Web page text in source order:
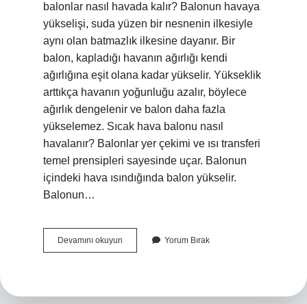
balonlar nasıl havada kalır? Balonun havaya
yükselişi, suda yüzen bir nesnenin ilkesiyle
aynı olan batmazlık ilkesine dayanır. Bir
balon, kapladığı havanın ağırlığı kendi
ağırlığına eşit olana kadar yükselir. Yükseklik
arttıkça havanın yoğunluğu azalır, böylece
ağırlık dengelenir ve balon daha fazla
yükselemez. Sıcak hava balonu nasıl
havalanır? Balonlar yer çekimi ve ısı transferi
temel prensipleri sayesinde uçar. Balonun
içindeki hava ısındığında balon yükselir.
Balonun…
Devamını okuyun
Nasıl
Yorum Bırak